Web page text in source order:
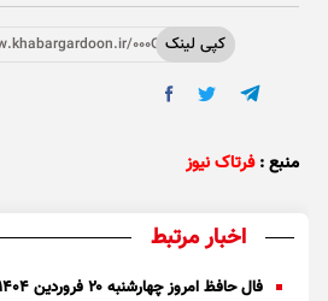
کپی لینک000Of2
منبع : فرتاک نیوز
اخبار مرتبط
فال حافظ امروز چهارشنبه ۲۰ فروردین ۱۴۰۴